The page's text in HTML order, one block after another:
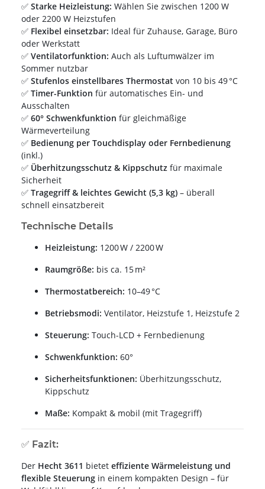
✅ Starke Heizleistung: Wählen Sie zwischen 1200 W
oder 2200 W Heizstufen
✅ Flexibel einsetzbar: Ideal für Zuhause, Garage, Büro
oder Werkstatt
✅ Ventilatorfunktion: Auch als Luftumwälzer im
Sommer nutzbar
✅ Stufenlos einstellbares Thermostat von 10 bis 49 °C
✅ Timer-Funktion für automatisches Ein- und
Ausschalten
✅ 60° Schwenkfunktion für gleichmäßige
Wärmeverteilung
✅ Bedienung per Touchdisplay oder Fernbedienung
(inkl.)
✅ Überhitzungsschutz & Kippschutz für maximale
Sicherheit
✅ Tragegriff & leichtes Gewicht (5,3 kg) – überall
schnell einsatzbereit
Technische Details
Heizleistung: 1200 W / 2200 W
Raumgröße: bis ca. 15 m²
Thermostatbereich: 10–49 °C
Betriebsmodi: Ventilator, Heizstufe 1, Heizstufe 2
Steuerung: Touch-LCD + Fernbedienung
Schwenkfunktion: 60°
Sicherheitsfunktionen: Überhitzungsschutz,
Kippschutz
Maße: Kompakt & mobil (mit Tragegriff)
✅ Fazit:
Der Hecht 3611 bietet effiziente Wärmeleistung und
flexible Steuerung in einem kompakten Design – für